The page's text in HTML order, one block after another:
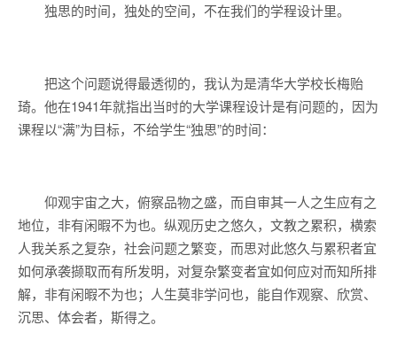
独思的时间，独处的空间，不在我们的学程设计里。
把这个问题说得最透彻的，我认为是清华大学校长梅贻
琦。他在1941年就指出当时的大学课程设计是有问题的，因为
课程以“满”为目标，不给学生“独思”的时间：
仰观宇宙之大，俯察品物之盛，而自审其一人之生应有之
地位，非有闲暇不为也。纵观历史之悠久，文教之累积，横索
人我关系之复杂，社会问题之繁变，而思对此悠久与累积者宜
如何承袭撷取而有所发明，对复杂繁变者宜如何应对而知所排
解，非有闲暇不为也；人生莫非学问也，能自作观察、欣赏、
沉思、体会者，斯得之。